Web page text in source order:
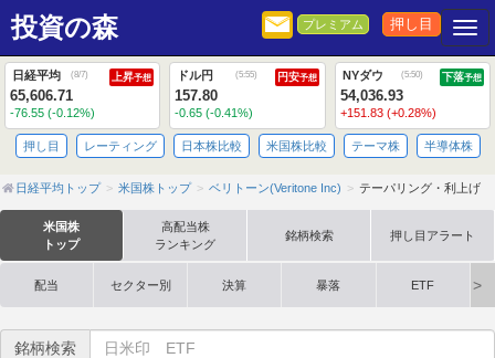
投資の森 プレミアム 押し目
日経平均 (8/7) 上昇予想
65,606.71
-76.55 (-0.12%)
ドル円 (5:55) 円安予想
157.80
-0.65 (-0.41%)
NYダウ (5:50) 下落予想
54,036.93
+151.83 (+0.28%)
押し目 レーティング 日本株比較 米国株比較 テーマ株 半導体株
日経平均トップ 米国株トップ ベリトーン(Veritone Inc) テーパリング・利上げ
米国株
トップ
高配当株
ランキング
銘柄検索 押し目アラート
配当 セクター別 決算 暴落 ETF
銘柄検索